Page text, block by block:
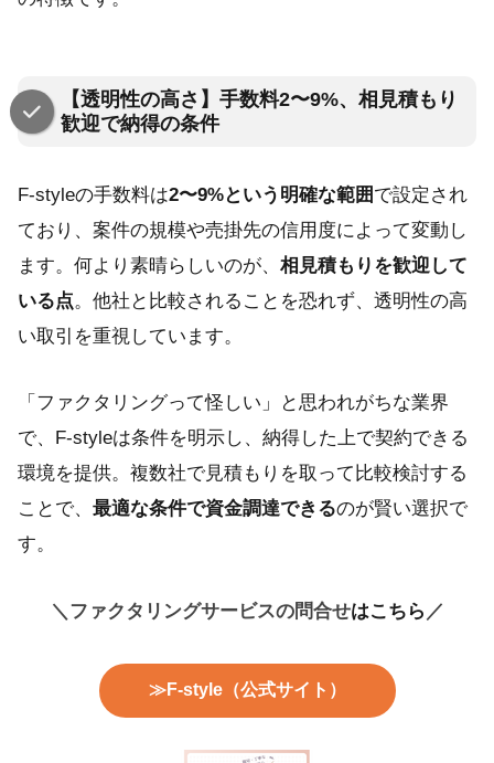
【透明性の高さ】手数料2〜9%、相見積もり
歓迎で納得の条件
F-styleの手数料は2〜9%という明確な範囲 で設定され
ており、案件の規模や売掛先の信用度によって変動し
ます。何より素晴らしいのが、 相見積もりを歓迎して
いる点。他社と比較されることを恐れず、透明性の高
い取引を重視しています。
「ファクタリングって怪しい」と思われがちな業界
で、F-styleは条件を明示し、納得した上で契約できる
環境を提供。複数社で見積もりを取って比較検討する
ことで、 最適な条件で資金調達できるのが賢い選択で
す。
＼ファクタリングサービスの問合せはこちら ／
≫F-style（公式サイト）